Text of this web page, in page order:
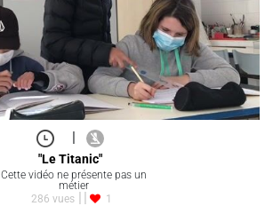
|
"Le Titanic"
Cette vidéo ne présente pas un
métier
286 vues
1